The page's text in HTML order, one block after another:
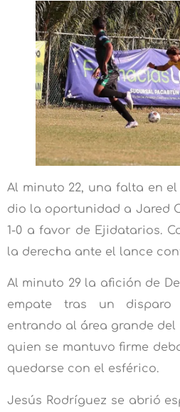
Al minuto 22, una falta en
dio la oportunidad a Jared
1-0 a favor de Ejidatarios.
la derecha ante el lance
Al minuto 29 la afición de
empate tras un disparo
entrando al área grande del
quien se mantuvo firme
quedarse con el esférico.
Jesús Rodríguez se abrió